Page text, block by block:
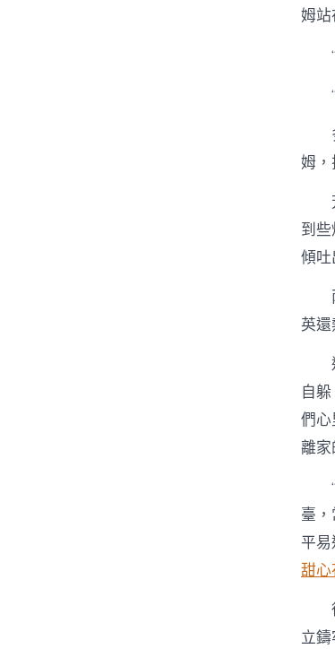
姆站
姆，
到
傾吐
英
自躲
們心
離家
臺，
平
甜心
立鑄